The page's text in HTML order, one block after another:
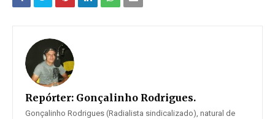
Repórter: Gonçalinho Rodrigues.
Gonçalinho Rodrigues (Radialista sindicalizado), natural de